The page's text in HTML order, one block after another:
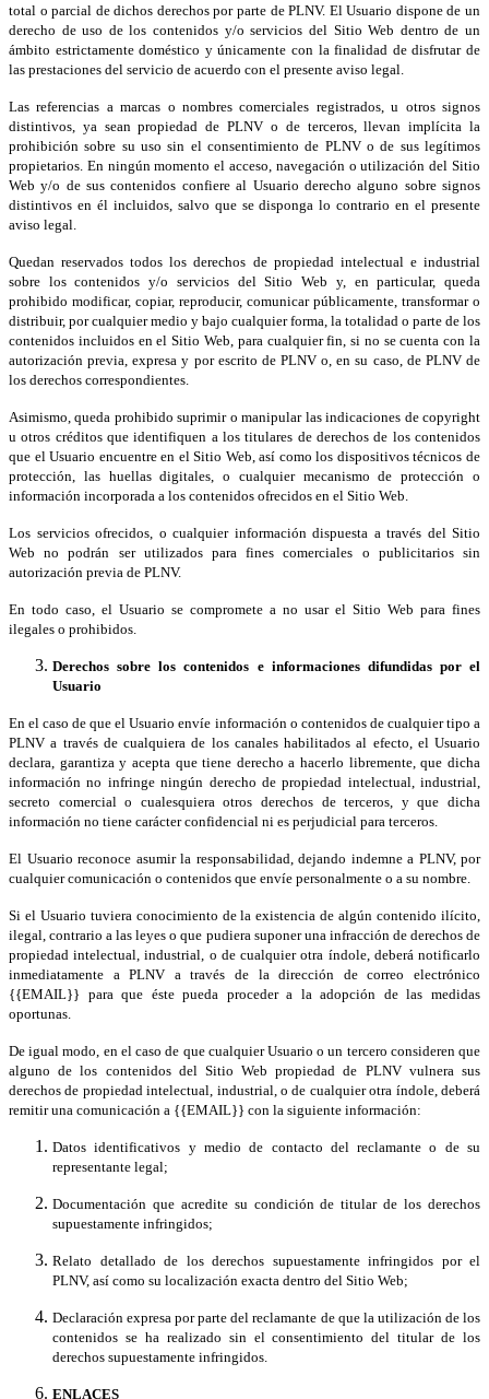
total o parcial de dichos derechos por parte de PLNV. El Usuario dispone de un
derecho de uso de los contenidos y/o servicios del Sitio Web dentro de un
ámbito estrictamente doméstico y únicamente con la finalidad de disfrutar de
las prestaciones del servicio de acuerdo con el presente aviso legal.
Las referencias a marcas o nombres comerciales registrados, u otros signos
distintivos, ya sean propiedad de PLNV o de terceros, llevan implícita la
prohibición sobre su uso sin el consentimiento de PLNV o de sus legítimos
propietarios. En ningún momento el acceso, navegación o utilización del Sitio
Web y/o de sus contenidos confiere al Usuario derecho alguno sobre signos
distintivos en él incluidos, salvo que se disponga lo contrario en el presente
aviso legal.
Quedan reservados todos los derechos de propiedad intelectual e industrial
sobre los contenidos y/o servicios del Sitio Web y, en particular, queda
prohibido modificar, copiar, reproducir, comunicar públicamente, transformar o
distribuir, por cualquier medio y bajo cualquier forma, la totalidad o parte de los
contenidos incluidos en el Sitio Web, para cualquier fin, si no se cuenta con la
autorización previa, expresa y por escrito de PLNV o, en su caso, de PLNV de
los derechos correspondientes.
Asimismo, queda prohibido suprimir o manipular las indicaciones de copyright
u otros créditos que identifiquen a los titulares de derechos de los contenidos
que el Usuario encuentre en el Sitio Web, así como los dispositivos técnicos de
protección, las huellas digitales, o cualquier mecanismo de protección o
información incorporada a los contenidos ofrecidos en el Sitio Web.
Los servicios ofrecidos, o cualquier información dispuesta a través del Sitio
Web no podrán ser utilizados para fines comerciales o publicitarios sin
autorización previa de PLNV.
En todo caso, el Usuario se compromete a no usar el Sitio Web para fines
ilegales o prohibidos.
Derechos sobre los contenidos e informaciones difundidas por el
Usuario
En el caso de que el Usuario envíe información o contenidos de cualquier tipo a
PLNV a través de cualquiera de los canales habilitados al efecto, el Usuario
declara, garantiza y acepta que tiene derecho a hacerlo libremente, que dicha
información no infringe ningún derecho de propiedad intelectual, industrial,
secreto comercial o cualesquiera otros derechos de terceros, y que dicha
información no tiene carácter confidencial ni es perjudicial para terceros.
El Usuario reconoce asumir la responsabilidad, dejando indemne a PLNV, por
cualquier comunicación o contenidos que envíe personalmente o a su nombre.
Si el Usuario tuviera conocimiento de la existencia de algún contenido ilícito,
ilegal, contrario a las leyes o que pudiera suponer una infracción de derechos de
propiedad intelectual, industrial, o de cualquier otra índole, deberá notificarlo
inmediatamente a PLNV a través de la dirección de correo electrónico
{{EMAIL}} para que éste pueda proceder a la adopción de las medidas
oportunas.
De igual modo, en el caso de que cualquier Usuario o un tercero consideren que
alguno de los contenidos del Sitio Web propiedad de PLNV vulnera sus
derechos de propiedad intelectual, industrial, o de cualquier otra índole, deberá
remitir una comunicación a {{EMAIL}} con la siguiente información:
Datos identificativos y medio de contacto del reclamante o de su
representante legal;
Documentación que acredite su condición de titular de los derechos
supuestamente infringidos;
Relato detallado de los derechos supuestamente infringidos por el
PLNV, así como su localización exacta dentro del Sitio Web;
Declaración expresa por parte del reclamante de que la utilización de los
contenidos se ha realizado sin el consentimiento del titular de los
derechos supuestamente infringidos.
ENLACES